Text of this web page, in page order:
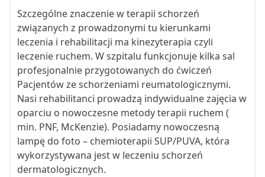
Szczególne znaczenie w terapii schorzeń
związanych z prowadzonymi tu kierunkami
leczenia i rehabilitacji ma kinezyterapia czyli
leczenie ruchem. W szpitalu funkcjonuje kilka sal
profesjonalnie przygotowanych do ćwiczeń
Pacjentów ze schorzeniami reumatologicznymi.
Nasi rehabilitanci prowadzą indywidualne zajęcia w
oparciu o nowoczesne metody terapii ruchem (
min. PNF, McKenzie). Posiadamy nowoczesną
lampę do foto – chemioterapii SUP/PUVA, która
wykorzystywana jest w leczeniu schorzeń
dermatologicznych.